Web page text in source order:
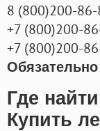
8 (800)200-86-
+7 (800)200-
+7 (800)200-
Где
Купить